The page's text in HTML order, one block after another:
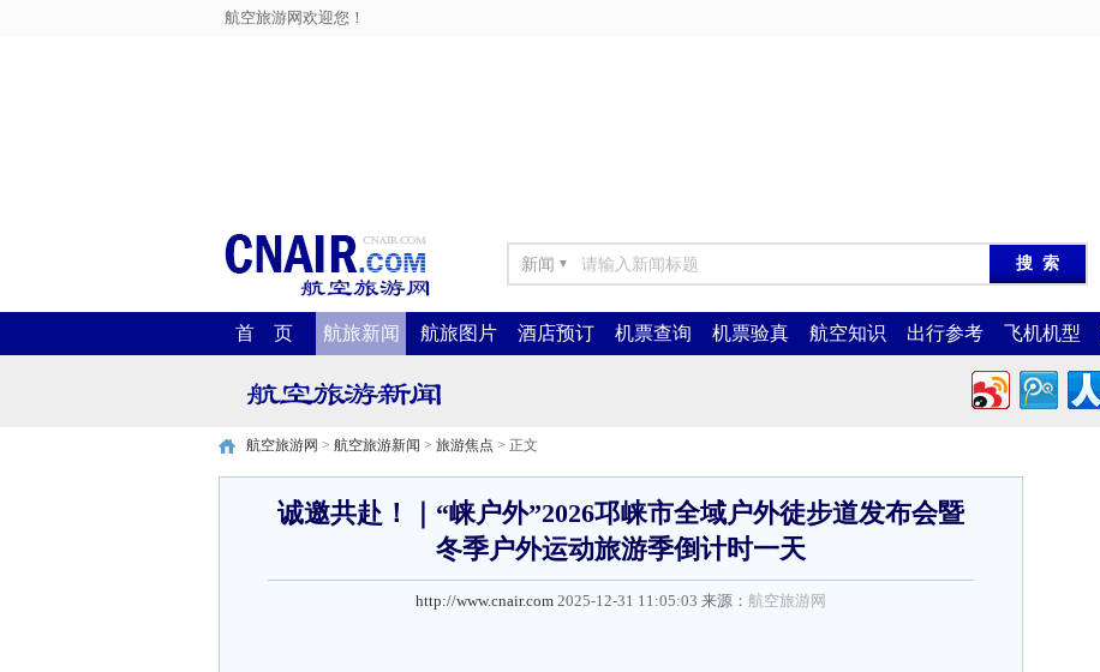
航空旅游网欢迎您！
新闻 ▼
首 页 航旅新闻 航旅图片 酒店预订 机票查询 机票验真 航空知识 出行参考 飞机机型
航空旅游网 > 航空旅游新闻 > 旅游焦点 > 正文
诚邀共赴！｜“崃户外”2026邛崃市全域户外徒步道发布会暨
冬季户外运动旅游季倒计时一天
http://www.cnair.com 2025-12-31 11:05:03 来源： 航空旅游网